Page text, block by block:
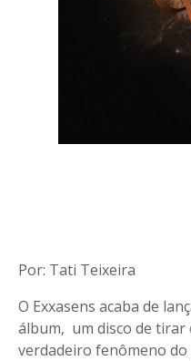
Por: Tati Teixeira
O Exxasens acaba de
álbum, um disco de tirar
verdadeiro fenômeno do